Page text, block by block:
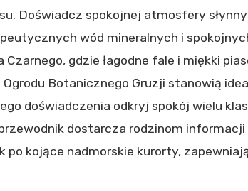
Doświadcz spokojnej atmosfery
wód mineralnych i
Czarnego, gdzie łagodne fale i miękki
Botanicznego Gruzji stanowią
doświadczenia odkryj spokój wielu
dostarcza rodzinom
po kojące nadmorskie kurorty,